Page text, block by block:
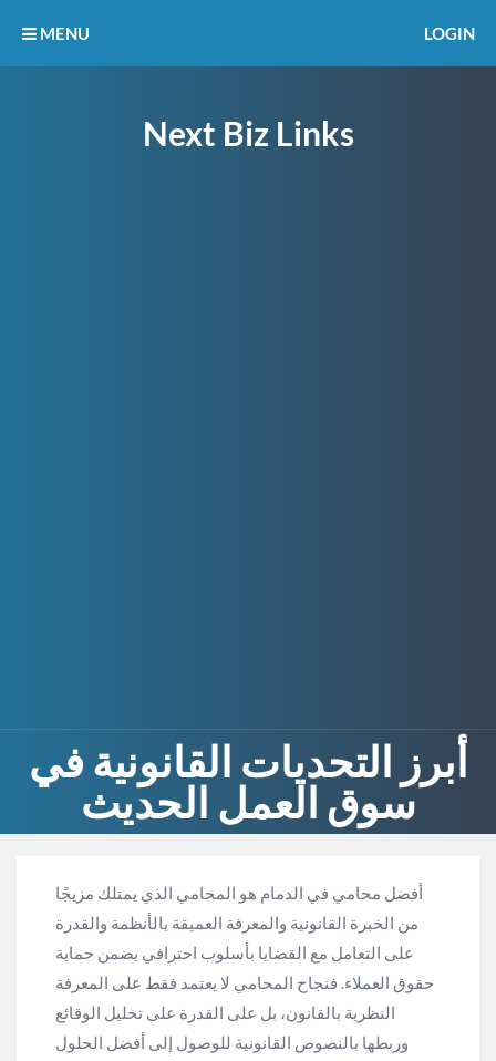
Next Biz Links
MENU LOGIN
أبرز التحديات القانونية في
سوق العمل الحديث
أفضل محامي في الدمام هو المحامي الذي يمتلك مزيجًا
من الخبرة القانونية والمعرفة العميقة بالأنظمة والقدرة
على التعامل مع القضايا بأسلوب احترافي يضمن حماية
حقوق العملاء. فنجاح المحامي لا يعتمد فقط على المعرفة
النظرية بالقانون، بل على القدرة على تحليل الوقائع
وربطها بالنصوص القانونية للوصول إلى أفضل الحلول